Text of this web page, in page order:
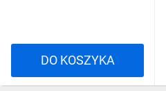
DO KOSZYKA